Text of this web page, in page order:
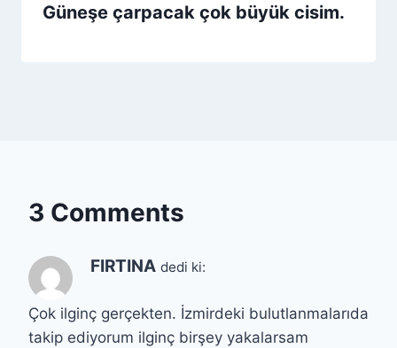
Güneşe çarpacak çok büyük cisim.
3 Comments
FIRTINA dedi ki:
Çok ilginç gerçekten. İzmirdeki bulutlanmalarıda
takip ediyorum ilginç birşey yakalarsam